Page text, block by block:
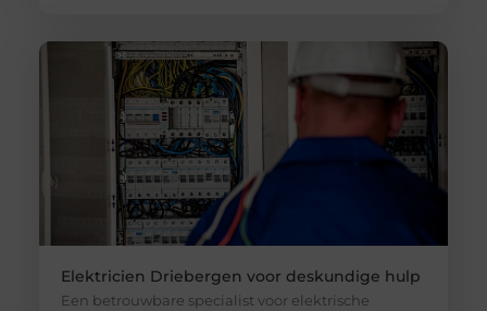
Elektricien Driebergen voor deskundige hulp
Een betrouwbare specialist voor elektrische